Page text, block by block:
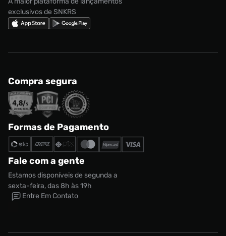
exclusivos de SNKRS
Compra segura
Formas de Pagamento
Fale com a gente
Estamos disponíveis de segunda a
sexta-feira, das 8h às 19h
Entre Em Contato